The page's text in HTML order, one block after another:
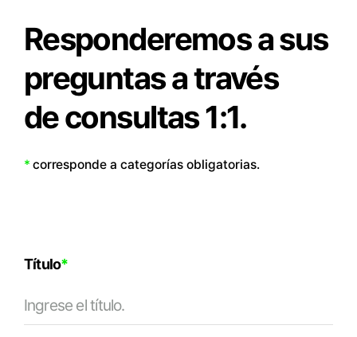
Responderemos a sus
preguntas a través
de consultas 1:1.
* corresponde a categorías obligatorias.
Título*